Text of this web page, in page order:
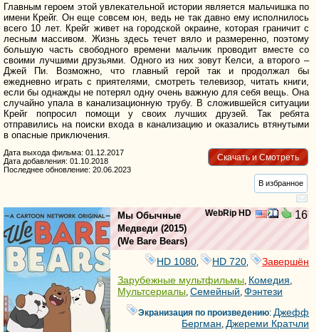
Главным героем этой увлекательной истории является мальчишка по
имени Крейг. Он еще совсем юн, ведь не так давно ему исполнилось
всего 10 лет. Крейг живет на городской окраине, которая граничит с
лесным массивом. Жизнь здесь течет вяло и размеренно, поэтому
большую часть свободного времени мальчик проводит вместе со
своими лучшими друзьями. Одного из них зовут Келси, а второго –
Джей Пи. Возможно, что главный герой так и продолжал бы
ежедневно играть с приятелями, смотреть телевизор, читать книги,
если бы однажды не потерял одну очень важную для себя вещь. Она
случайно упала в канализационную трубу. В сложившейся ситуации
Крейг попросил помощи у своих лучших друзей. Так ребята
отправились на поиски входа в канализацию и оказались втянутыми
в опасные приключения.
Скачать и Смотреть
Дата выхода фильма: 01.12.2017
Дата добавления: 01.10.2018
Последнее обновление: 20.06.2023
В избранное
WebRip HD 16
Мы Обычные
Медведи (2015)
(We Bare Bears)
HD 1080 HD 720
Завершён
Зарубежные мультфильмы Комедия
Мультсериалы Семейный Фэнтези
Экранизация по произведению: Джефф
Бергман Джереми Кратчли